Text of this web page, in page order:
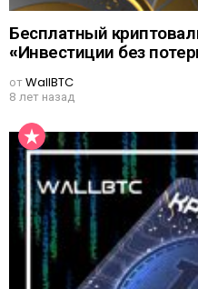
Бесплатный
«Инвестиции без
отWallBTC
8 лет назад